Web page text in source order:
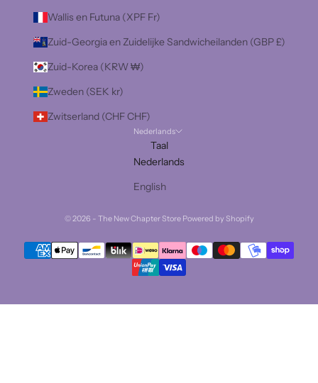
Wallis en Futuna (XPF Fr)
Zuid-Georgia en Zuidelijke Sandwicheilanden (GBP £)
Zuid-Korea (KRW ₩)
Zweden (SEK kr)
Zwitserland (CHF CHF)
Nederlands
Taal
Nederlands
English
© 2026 - The New Chapter Store Powered by Shopify